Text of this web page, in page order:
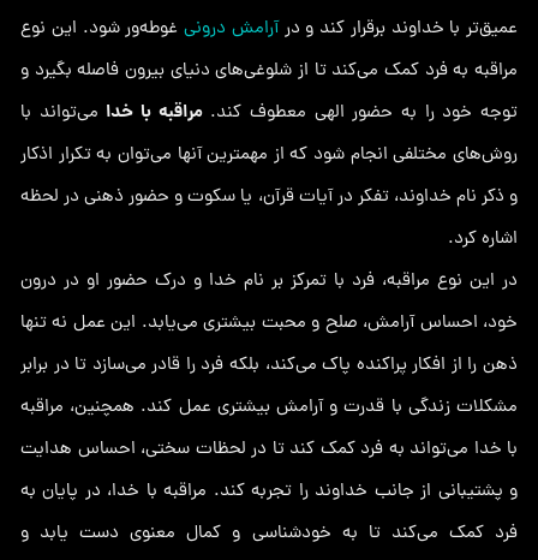
عمیق‌تر با خداوند برقرار کند و درآرامش درونی غوطه‌ور شود. این نوع
مراقبه به فرد کمک می‌کند تا از شلوغی‌های دنیای بیرون فاصله بگیرد و
توجه خود را به حضور الهی معطوف کند.مراقبه با خدا می‌تواند با
روش‌های مختلفی انجام شود که از مهمترین آنها می‌توان به تکرار اذکار
و ذکر نام خداوند، تفکر در آیات قرآن، یا سکوت و حضور ذهنی در لحظه
اشاره کرد.
در این نوع مراقبه، فرد با تمرکز بر نام خدا و درک حضور او در درون
خود، احساس آرامش، صلح و محبت بیشتری می‌یابد. این عمل نه تنها
ذهن را از افکار پراکنده پاک می‌کند، بلکه فرد را قادر می‌سازد تا در برابر
مشکلات زندگی با قدرت و آرامش بیشتری عمل کند. همچنین، مراقبه
با خدا می‌تواند به فرد کمک کند تا در لحظات سختی، احساس هدایت
و پشتیبانی از جانب خداوند را تجربه کند. مراقبه با خدا، در پایان به
فرد کمک می‌کند تا به خودشناسی و کمال معنوی دست یابد و